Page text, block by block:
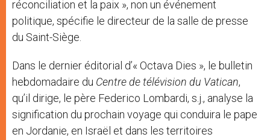
réconciliation et la paix », non un événement
politique, spécifie le directeur de la salle de presse
du Saint-Siège.
Dans le dernier éditorial d’« Octava Dies », le bulletin
hebdomadaire du Centre de télévision du Vatican,
qu’il dirige, le père Federico Lombardi, s.j., analyse la
signification du prochain voyage qui conduira le pape
en Jordanie, en Israël et dans les territoires